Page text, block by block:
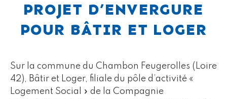
PROJET D’ENVERGURE
POUR BÂTIR ET LOGER
Sur la commune du Chambon Feugerolles (Loire
42), Bâtir et Loger, filiale du pôle d’activité «
Logement Social » de la Compagnie